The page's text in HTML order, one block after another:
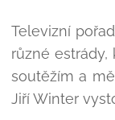
Televizní
různé estrády,
soutěžím a
Jiří Winter